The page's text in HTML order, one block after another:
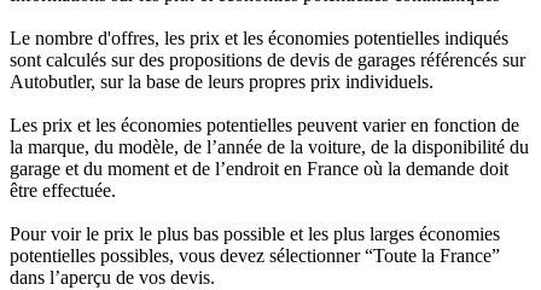
Le nombre d'offres, les prix et les économies potentielles indiqués
sont calculés sur des propositions de devis de garages référencés sur
Autobutler, sur la base de leurs propres prix individuels.
Les prix et les économies potentielles peuvent varier en fonction de
la marque, du modèle, de l’année de la voiture, de la disponibilité du
garage et du moment et de l’endroit en France où la demande doit
être effectuée.
Pour voir le prix le plus bas possible et les plus larges économies
potentielles possibles, vous devez sélectionner “Toute la France”
dans l’aperçu de vos devis.